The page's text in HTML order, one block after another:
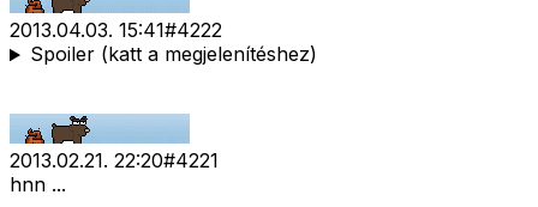
2013.04.03. 15:41#4222
Spoiler (katt a megjelenítéshez)
2013.02.21. 22:20#4221
hnn ...